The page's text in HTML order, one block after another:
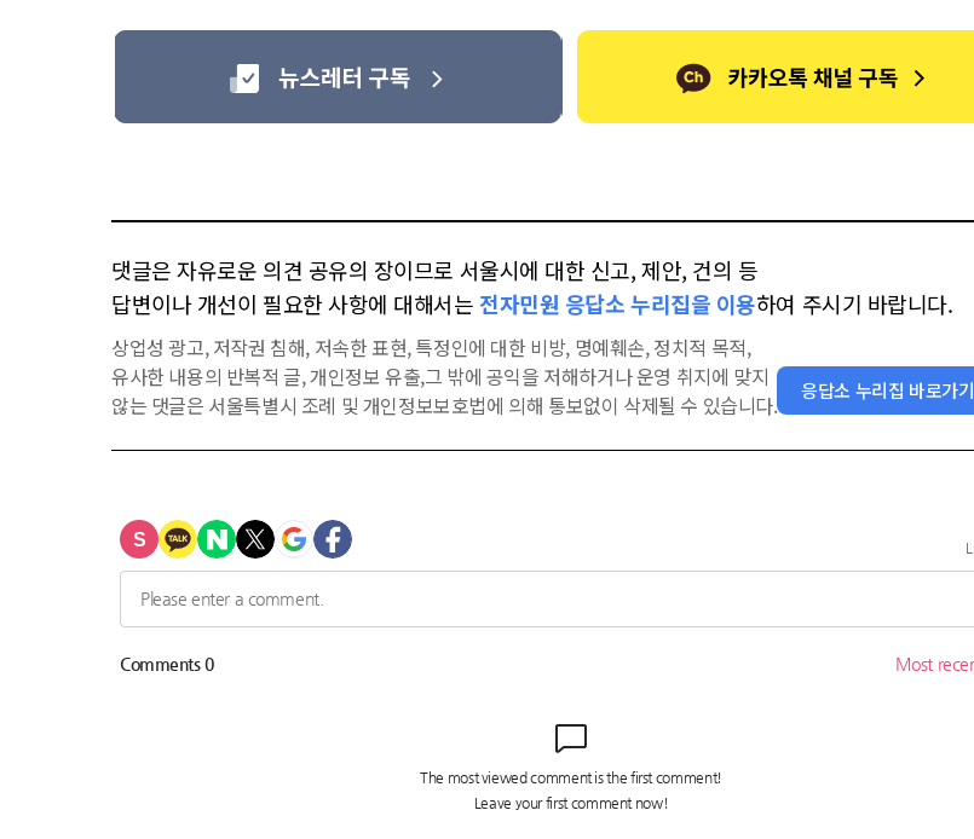
댓글은 자유로운 의견 공유의 장이므로 서울시에 대한 신고, 제안, 건의 등
답변이나 개선이 필요한 사항에 대해서는 전자민원 응답소 누리집을 이용하여 주시기 바랍니다.
상업성 광고, 저작권 침해, 저속한 표현, 특정인에 대한 비방, 명예훼손, 정치적 목적,
유사한 내용의 반복적 글, 개인정보 유출,그 밖에 공익을 저해하거나 운영 취지에 맞지
않는 댓글은 서울특별시 조례 및 개인정보보호법에 의해 통보없이 삭제될 수 있습니다.
응답소 누리집 바로가기